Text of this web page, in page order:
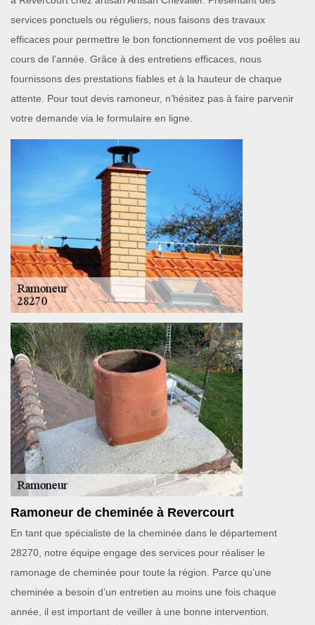
services ponctuels ou réguliers, nous faisons des travaux
efficaces pour permettre le bon fonctionnement de vos poêles au
cours de l’année. Grâce à des entretiens efficaces, nous
fournissons des prestations fiables et à la hauteur de chaque
attente. Pour tout devis ramoneur, n’hésitez pas à faire parvenir
votre demande via le formulaire en ligne.
Ramoneur de cheminée à Revercourt
En tant que spécialiste de la cheminée dans le département
28270, notre équipe engage des services pour réaliser le
ramonage de cheminée pour toute la région. Parce qu’une
cheminée a besoin d’un entretien au moins une fois chaque
année, il est important de veiller à une bonne intervention.